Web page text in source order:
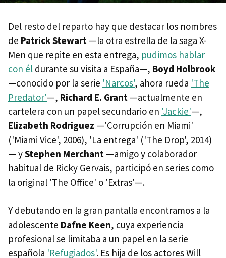
Del resto del reparto hay que destacar los nombres
de Patrick Stewart —la otra estrella de la saga X-
Men que repite en esta entrega, pudimos hablar
con él durante su visita a España—, Boyd Holbrook
—conocido por la serie 'Narcos', ahora rueda 'The
Predator'—, Richard E. Grant —actualmente en
cartelera con un papel secundario en 'Jackie'—,
Elizabeth Rodriguez —'Corrupción en Miami'
('Miami Vice', 2006), 'La entrega' ('The Drop', 2014)
— yStephen Merchant —amigo y colaborador
habitual de Ricky Gervais, participó en series como
la original 'The Office' o 'Extras'—.
Y debutando en la gran pantalla encontramos a la
adolescente Dafne Keen, cuya experiencia
profesional se limitaba a un papel en la serie
española 'Refugiados'. Es hija de los actores Will